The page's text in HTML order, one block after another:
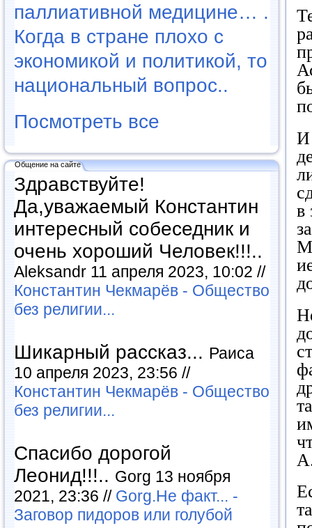
паллиативной медицине… .
Когда в стране плохо с
экономикой и политикой, то
национальный вопрос..
Посмотреть все
Общение на сайте
Здравствуйте!
Да,уважаемый Константин
интересный собеседник и
очень хороший Человек!!!..
Aleksandr 11 апреля 2023, 10:02 //
Константин Чекмарёв - Общество
без религии...
Шикарный рассказ... Раиса
10 апреля 2023, 23:56 //
Константин Чекмарёв - Общество
без религии...
Спасибо дорогой
Леонид!!!.. Gorg 13 ноября
2021, 23:36 // Gorg.Не факт... -
Заговор пидоров или голубой
И
в